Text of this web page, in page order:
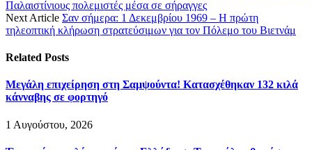
Παλαιστίνιους πολεμιστές μέσα σε σήραγγες
Next Article Σαν σήμερα: 1 Δεκεμβρίου 1969 – Η πρώτη
τηλεοπτική κλήρωση στρατεύσιμων για τον Πόλεμο του Βιετνάμ
Related Posts
Μεγάλη επιχείρηση στη Σαμψούντα! Κατασχέθηκαν 132 κιλά
κάνναβης σε φορτηγό
1 Αυγούστου, 2026